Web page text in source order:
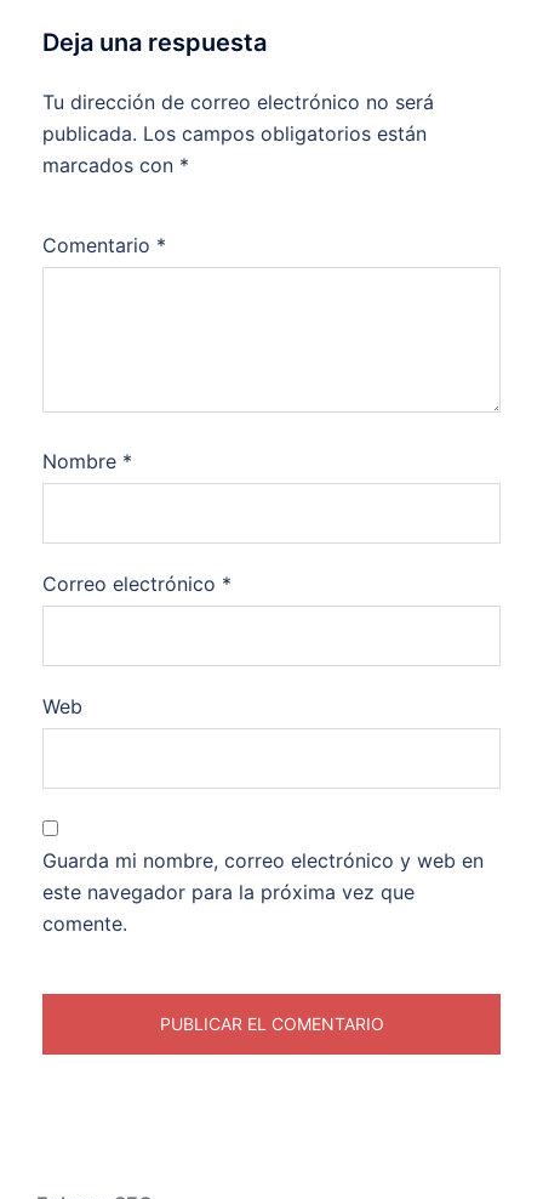
Deja una respuesta
Tu dirección de correo electrónico no será
publicada. Los campos obligatorios están
marcados con *
Comentario *
Nombre *
Correo electrónico *
Web
Guarda mi nombre, correo electrónico y web en
este navegador para la próxima vez que
comente.